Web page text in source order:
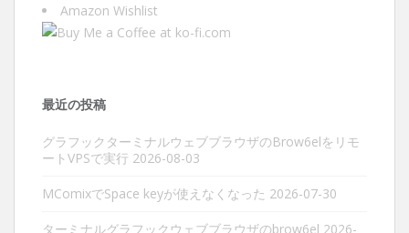
Amazon Wishlist
最近の投稿
グラフックターミナルウェブブラウザのBrow6elをリモ
ートVPSで実行 2026-08-03
MComixでSpace keyが使えなくなった 2026-07-30
ターミナルグラフックウェブブラウザのbrow6el 2026-